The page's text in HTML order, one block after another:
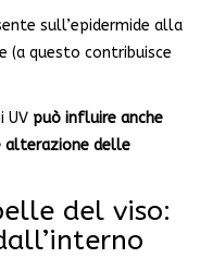
sull’epidermide alla
(a questo contribuisce
UV può influire anche
alterazione delle
del viso: